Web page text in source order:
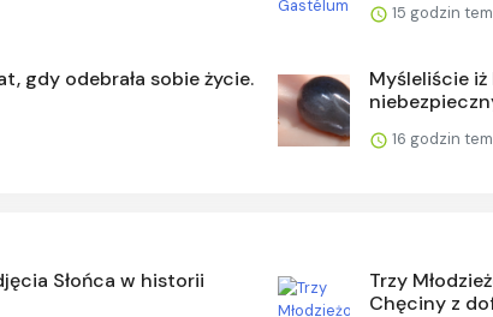
15 godzin
gdy odebrała sobie życie.
Myśleliście
16 godzin
Słońca w historii
Trzy
Chęciny z